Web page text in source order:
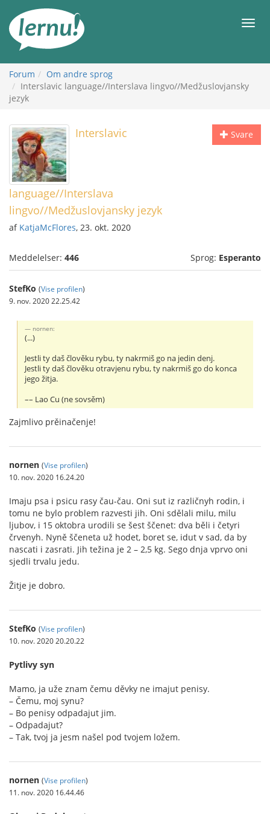
indholdet
Forum
Om andre sprog
Interslavic language//Interslava lingvo//Medžuslovjansky
jezyk
Svare
Interslavic
language//Interslava
lingvo//Medžuslovjansky jezyk
af KatjaMcFlores, 23. okt. 2020
Meddelelser: 446 Sprog: Esperanto
StefKo (Vise profilen)
9. nov. 2020 22.25.42
nornen:
(...)
Jestli ty daš člověku rybu, ty nakrmiš go na jedin denj.
Jestli ty daš člověku otravjenu rybu, ty nakrmiš go do konca
jego žitja.
–– Lao Cu (ne sovsěm)
Zajmlivo prěinačenje!
nornen (Vise profilen)
10. nov. 2020 16.24.20
Imaju psa i psicu rasy čau-čau. Oni sut iz različnyh rodin, i
tomu ne bylo problem razvesti jih. Oni sdělali milu, milu
ljubov, i 15 oktobra urodili se šest ščenet: dva běli i četyri
črvenyh. Nyně ščeneta už hodet, boret se, idut v sad, da by
nascati i zasrati. Jih težina je 2 – 2,5 kg. Sego dnja vprvo oni
sjedli trvalu jedu.
Žitje je dobro.
StefKo (Vise profilen)
10. nov. 2020 20.20.22
Pytlivy syn
Mamo, ja uže znam čemu děvky ne imajut penisy.
– Čemu, moj synu?
– Bo penisy odpadajut jim.
– Odpadajut?
– Tak, tvoj ja jesm našel pod tvojem ložem.
nornen (Vise profilen)
11. nov. 2020 16.44.46